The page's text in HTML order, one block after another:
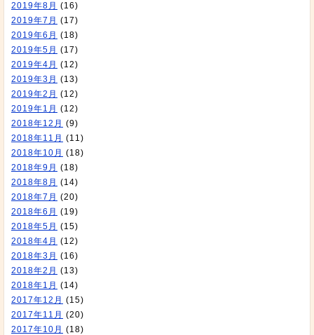
2019年8月 (16)
2019年7月 (17)
2019年6月 (18)
2019年5月 (17)
2019年4月 (12)
2019年3月 (13)
2019年2月 (12)
2019年1月 (12)
2018年12月 (9)
2018年11月 (11)
2018年10月 (18)
2018年9月 (18)
2018年8月 (14)
2018年7月 (20)
2018年6月 (19)
2018年5月 (15)
2018年4月 (12)
2018年3月 (16)
2018年2月 (13)
2018年1月 (14)
2017年12月 (15)
2017年11月 (20)
2017年10月 (18)